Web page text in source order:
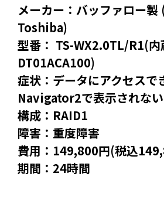
メーカー：バッファロー製
Toshiba)
型番： TS-WX2.0TL/R1(内
DT01ACA100)
症状：データにアクセスで
Navigator2で表示されない
構成：RAID1
障害：重度障害
費用：149,800円(税込
期間：24時間